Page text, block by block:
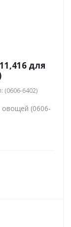
для
(0606-6402)
овощей (0606-